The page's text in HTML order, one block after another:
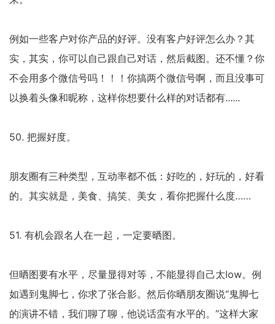
例如一些客户对你产品的好评。没有客户好评怎么办？其
实，其实，你可以自己跟自己对话，然后截图。还不懂？你
不会用多个微信号吗！！！你搞两个微信号啊，而且没事可
以换着头像和昵称，这样你想要什么样的对话都有......
50. 把握好度。
朋友圈有三种类型，互动率都不低：好吃的，好玩的，好看
的。其实就是，美食、搞笑、美女，看你把握什么度……
51. 有机会跟名人在一起，一定要晒图。
但晒图要有水平，尽量显得对等，不能显得自己太low。例
如遇到鬼脚七，你求了张合影。然后你晒朋友圈说“鬼脚七
的演讲不错，我们聊了聊，他说话蛮有水平的。”这样大家